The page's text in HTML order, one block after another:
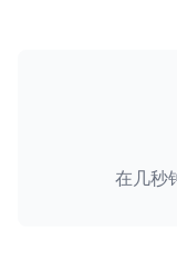
在几秒